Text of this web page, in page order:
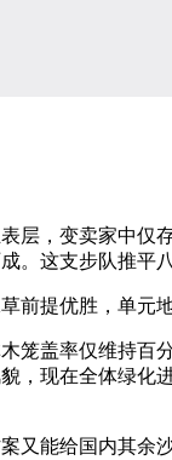
，变卖家中仅
。这支步队推平
提优胜，单元地
盖率仅维持百
现在全体绿
能给国内其余